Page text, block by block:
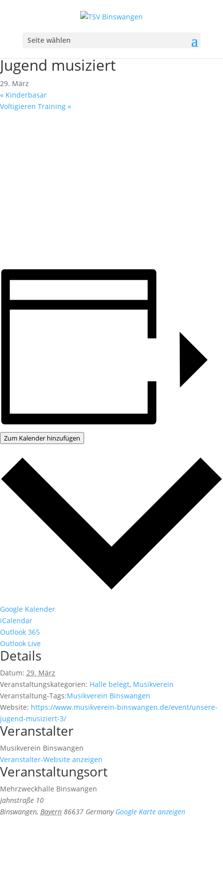
Seite wählen
« Alle Veranstaltungen
Jugend musiziert
29. März
« Kinderbasar
Voltigieren Training »
Zum Kalender hinzufügen
Google Kalender
iCalendar
Outlook 365
Outlook Live
Details
Datum: 29. März
Veranstaltungskategorien: Halle belegt, Musikverein
Veranstaltung-Tags:Musikverein Binswangen
Website: https://www.musikverein-binswangen.de/event/unsere-
jugend-musiziert-3/
Veranstalter
Musikverein Binswangen
Veranstalter-Website anzeigen
Veranstaltungsort
Mehrzweckhalle Binswangen
Jahnstraße 10
Binswangen, Bayern 86637 Germany Google Karte anzeigen